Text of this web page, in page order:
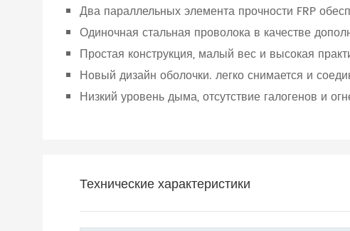
Два параллельных элемента прочности FRP
Одиночная стальная проволока в качестве
Простая конструкция, малый вес и высокая
Новый дизайн оболочки. легко снимается и
Низкий уровень дыма, отсутствие галогенов и
Технические характеристики